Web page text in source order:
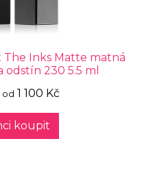
The Inks Matte matná
230 5.5 ml
od 1 100 Kč
koupit